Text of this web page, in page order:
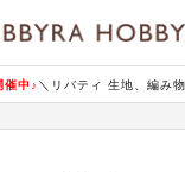
催中♪ ＼リバティ 生地、編み